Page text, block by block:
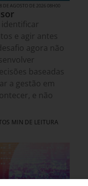
8 DE AGOSTO DE 2026 08H00
e agir antes
agora não
baseadas
a gestão em
e não
MIN DE LEITURA